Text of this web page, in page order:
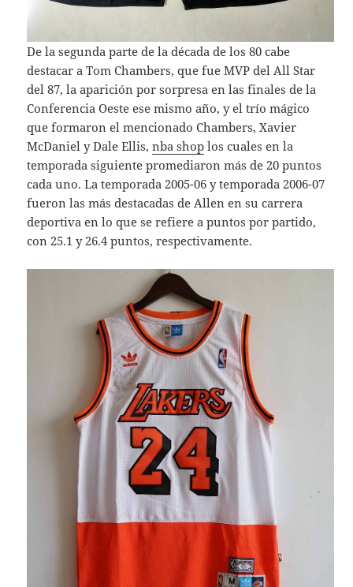
De la segunda parte de la década de los 80 cabe
destacar a Tom Chambers, que fue MVP del All Star
del 87, la aparición por sorpresa en las finales de la
Conferencia Oeste ese mismo año, y el trío mágico
que formaron el mencionado Chambers, Xavier
McDaniel y Dale Ellis,nba shop los cuales en la
temporada siguiente promediaron más de 20 puntos
cada uno. La temporada 2005-06 y temporada 2006-07
fueron las más destacadas de Allen en su carrera
deportiva en lo que se refiere a puntos por partido,
con 25.1 y 26.4 puntos, respectivamente.